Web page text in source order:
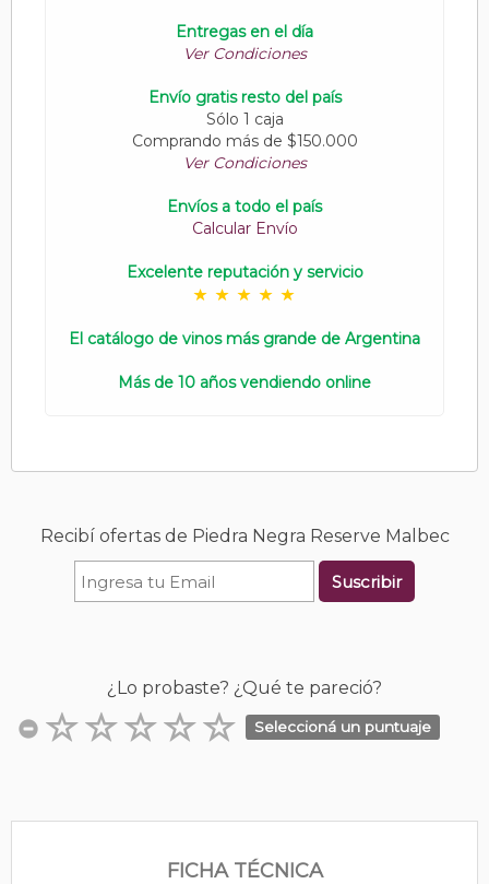
Entregas en el día
Ver Condiciones
Envío gratis resto del país
Sólo 1 caja
Comprando más de $150.000
Ver Condiciones
Envíos a todo el país
Calcular Envío
Excelente reputación y servicio
El catálogo de vinos más grande de Argentina
Más de 10 años vendiendo online
Recibí ofertas de Piedra Negra Reserve Malbec
Suscribir
¿Lo probaste? ¿Qué te pareció?
Seleccioná un puntuaje
FICHA TÉCNICA